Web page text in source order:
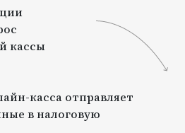
кассы
касса отправляет
в налоговую